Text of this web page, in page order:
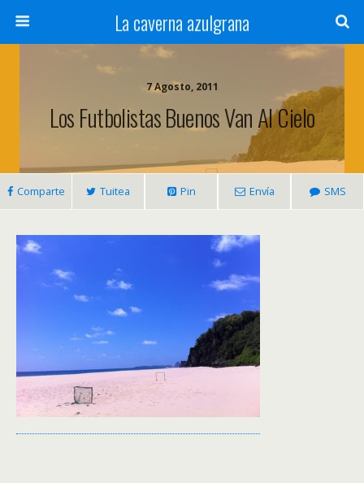
La caverna azulgrana
7 Agosto, 2011
Los Futbolistas Buenos Van Al Cielo
Comparte Tuitea Pin Envía SMS